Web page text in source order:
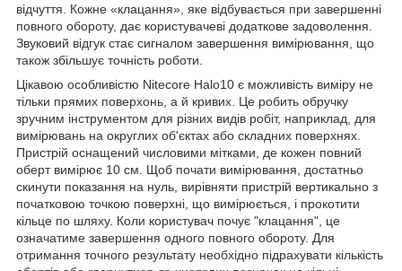
відчуття. Кожне «клацання», яке відбувається при завершенні
повного обороту, дає користувачеві додаткове задоволення.
Звуковий відгук стає сигналом завершення вимірювання, що
також збільшує точність роботи.
Цікавою особливістю Nitecore Halo10 є можливість виміру не
тільки прямих поверхонь, а й кривих. Це робить обручку
зручним інструментом для різних видів робіт, наприклад, для
вимірювань на округлих об'єктах або складних поверхнях.
Пристрій оснащений числовими мітками, де кожен повний
оберт вимірює 10 см. Щоб почати вимірювання, достатньо
скинути показання на нуль, вирівняти пристрій вертикально з
початковою точкою поверхні, що вимірюється, і прокотити
кільце по шляху. Коли користувач почує "клацання", це
означатиме завершення одного повного обороту. Для
отримання точного результату необхідно підрахувати кількість